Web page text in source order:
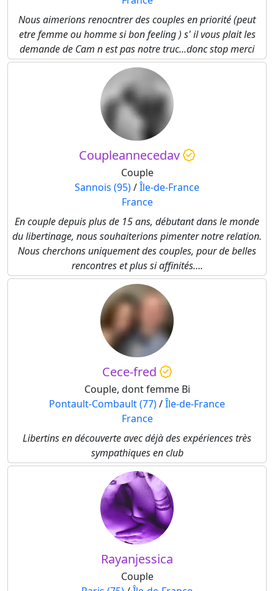
Nous aimerions renocntrer des couples en priorité (peut
etre femme ou homme si bon feeling ) s' il vous plait les
demande de Cam n est pas notre truc...donc stop merci
Coupleannecedav
Couple
Sannois (95)/Île-de-France
France
En couple depuis plus de 15 ans, débutant dans le monde
du libertinage, nous souhaiterions pimenter notre relation.
Nous cherchons uniquement des couples, pour de belles
rencontres et plus si affinités….
Cece-fred
Couple, dont femme Bi
Pontault-Combault (77)/Île-de-France
France
Libertins en découverte avec déjà des expériences très
sympathiques en club
Rayanjessica
Couple